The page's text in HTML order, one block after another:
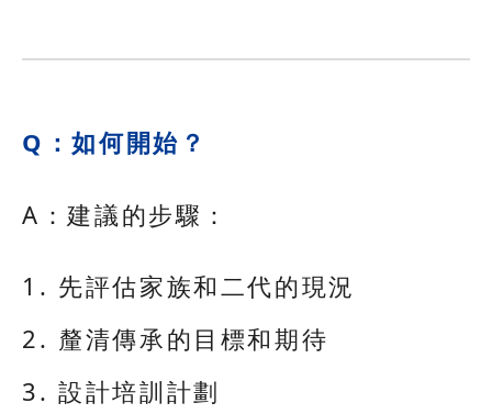
Q：如何開始？
A：建議的步驟：
先評估家族和二代的現況
釐清傳承的目標和期待
設計培訓計劃